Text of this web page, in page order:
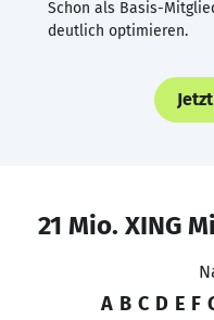
Schon als Basis-
deutlich optimieren.
21 Mio. XING
A B C D E F